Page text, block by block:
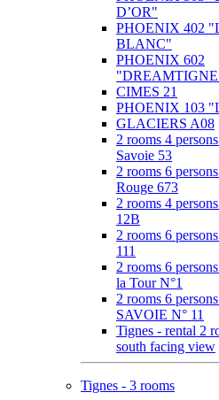
D’OR"
PHOENIX 402
BLANC"
PHOENIX 602
CIMES 21
PHOENIX 103
GLACIERS A08
2 rooms 4
Savoie 53
2 rooms 6
Rouge 673
2 rooms 4
12B
2 rooms 6
111
2 rooms 6
la Tour N°1
2 rooms 6
SAVOIE N° 11
Tignes - rental 2
south facing view
Tignes - 3 rooms